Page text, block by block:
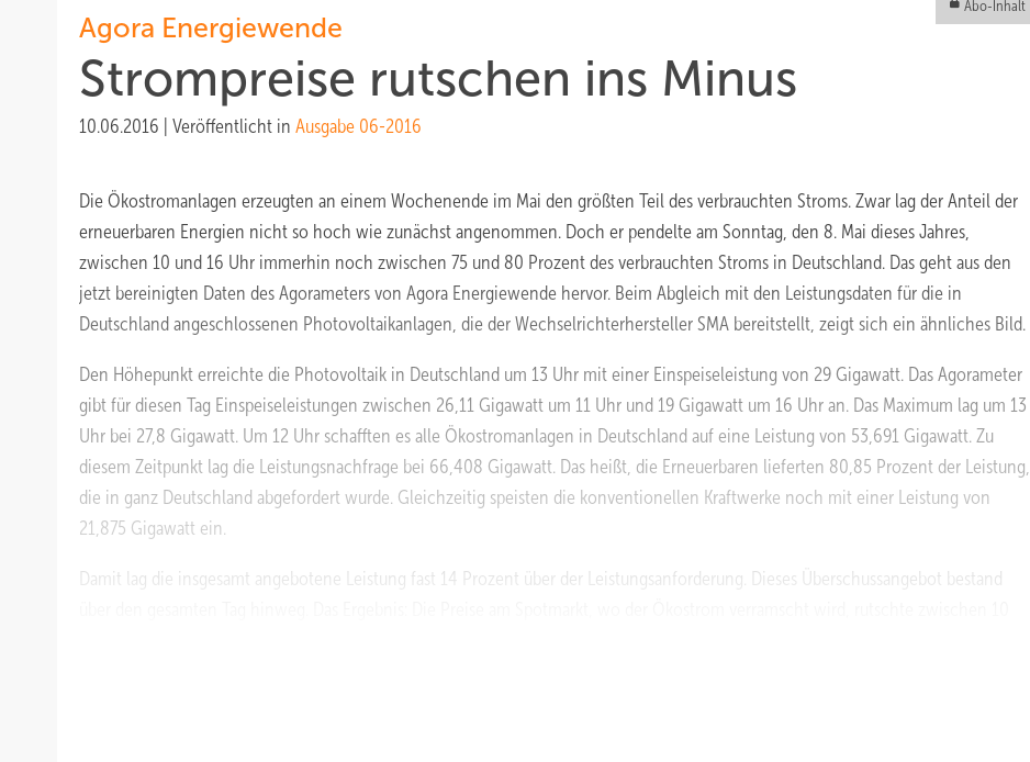
Abo-Inhalt
Agora Energiewende
Strompreise rutschen ins Minus
10.06.2016 Veröffentlicht in Ausgabe 06-2016
Die Ökostromanlagen erzeugten an einem Wochenende im Mai den größten Teil des verbrauchten Stroms. Zwar lag der Anteil der
erneuerbaren Energien nicht so hoch wie zunächst angenommen. Doch er pendelte am Sonntag, den 8. Mai dieses Jahres,
zwischen 10 und 16 Uhr immerhin noch zwischen 75 und 80 Prozent des verbrauchten Stroms in Deutschland. Das geht aus den
jetzt bereinigten Daten des Agorameters von Agora Energiewende hervor. Beim Abgleich mit den Leistungsdaten für die in
Deutschland angeschlossenen Photovoltaikanlagen, die der Wechselrichterhersteller SMA bereitstellt, zeigt sich ein ähnliches Bild.
Den Höhepunkt erreichte die Photovoltaik in Deutschland um 13 Uhr mit einer Einspeiseleistung von 29 Gigawatt. Das Agorameter
gibt für diesen Tag Einspeiseleistungen zwischen 26,11 Gigawatt um 11 Uhr und 19 Gigawatt um 16 Uhr an. Das Maximum lag um 13
Uhr bei 27,8 Gigawatt. Um 12 Uhr schafften es alle Ökostromanlagen in Deutschland auf eine Leistung von 53,691 Gigawatt. Zu
diesem Zeitpunkt lag die Leistungsnachfrage bei 66,408 Gigawatt. Das heißt, die Erneuerbaren lieferten 80,85 Prozent der Leistung,
die in ganz Deutschland abgefordert wurde. Gleichzeitig speisten die konventionellen Kraftwerke noch mit einer Leistung von
21,875 Gigawatt ein.
Damit lag die insgesamt angebotene Leistung fast 14 Prozent über der Leistungsanforderung. Dieses Überschussangebot bestand